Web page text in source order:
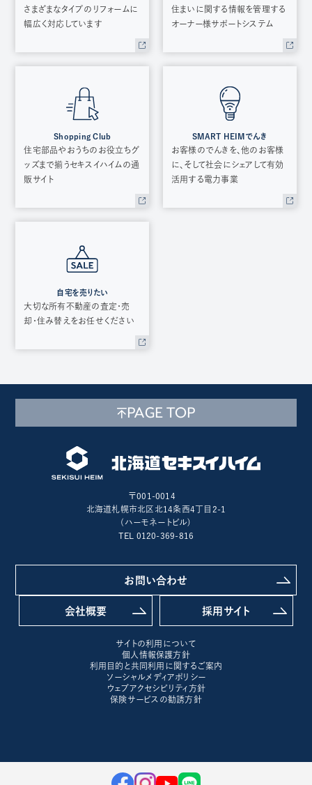
さまざまなタイプのリフォームに
幅広く対応しています
住まいに関する情報を管理する
オーナー様サポートシステム
Shopping Club
住宅部品やおうちのお役立ちグ
ッズまで揃うセキスイハイムの通
販サイト
SMART HEIMでんき
お客様のでんきを、他のお客様
に、そして社会にシェアして有効
活用する電力事業
自宅を売りたい
大切な所有不動産の査定・売
却・住み替えをお任せください
PAGE TOP
〒001-0014
北海道札幌市北区北14条西4丁目2-1
(ハーモネートビル)
TEL 0120-369-816
お問い合わせ
会社概要 採用サイト
サイトの利用について
個人情報保護方針
利用目的と共同利用に関するご案内
ソーシャルメディアポリシー
ウェブアクセシビリティ方針
保険サービスの勧誘方針